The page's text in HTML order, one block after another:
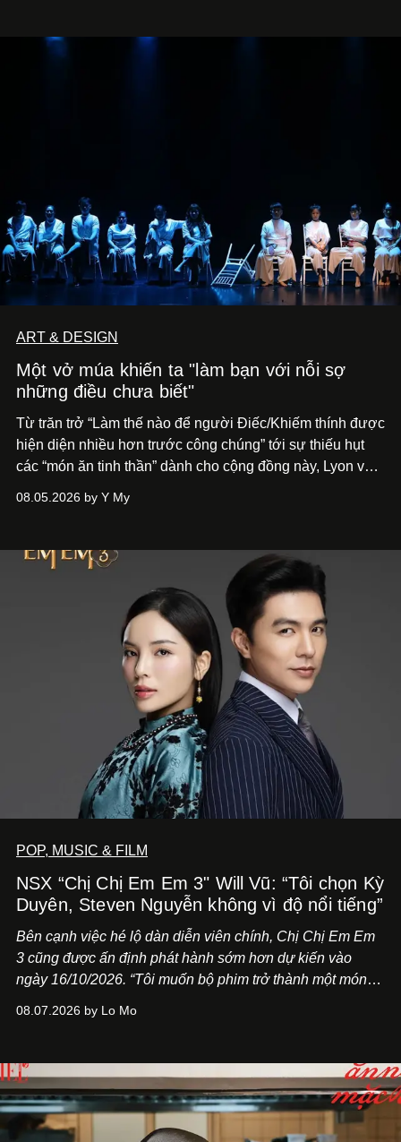
ART & DESIGN
Một vở múa khiến ta "làm bạn với nỗi sợ
những điều chưa biết"
Từ trăn trở “Làm thế nào để người Điếc/Khiếm thính được
hiện diện nhiều hơn trước công chúng” tới sự thiếu hụt
các “món ăn tinh thần” dành cho cộng đồng này, Lyon và
phẩm múa đương đại thành hiện thực, mang tên Lắng
08.05.2026 by Y My
POP, MUSIC & FILM
NSX “Chị Chị Em Em 3" Will Vũ: “Tôi chọn Kỳ
Duyên, Steven Nguyễn không vì độ nổi tiếng”
Bên cạnh việc hé lộ dàn diễn viên chính, Chị Chị Em Em
3 cũng được ấn định phát hành sớm hơn dự kiến vào
ngày 16/10/2026. “Tôi muốn bộ phim trở thành một món
Việt Nam”, NSX Will Vũ cho biết.
08.07.2026 by Lo Mo